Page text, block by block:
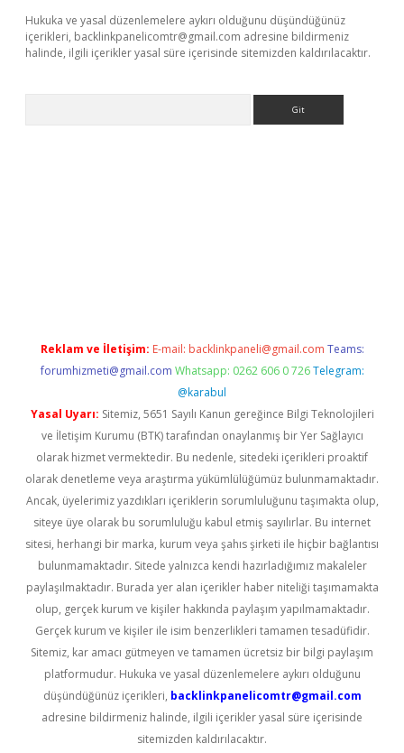
Hukuka ve yasal düzenlemelere aykırı olduğunu düşündüğünüz
içerikleri, backlinkpanelicomtr@gmail.com adresine bildirmeniz
halinde, ilgili içerikler yasal süre içerisinde sitemizden kaldırılacaktır.
Reklam ve İletişim: E-mail: backlinkpaneli@gmail.com Teams:
forumhizmeti@gmail.com Whatsapp: 0262 606 0 726 Telegram:
@karabul
Yasal Uyarı: Sitemiz, 5651 Sayılı Kanun gereğince Bilgi Teknolojileri
ve İletişim Kurumu (BTK) tarafından onaylanmış bir Yer Sağlayıcı
olarak hizmet vermektedir. Bu nedenle, sitedeki içerikleri proaktif
olarak denetleme veya araştırma yükümlülüğümüz bulunmamaktadır.
Ancak, üyelerimiz yazdıkları içeriklerin sorumluluğunu taşımakta olup,
siteye üye olarak bu sorumluluğu kabul etmiş sayılırlar. Bu internet
sitesi, herhangi bir marka, kurum veya şahıs şirketi ile hiçbir bağlantısı
bulunmamaktadır. Sitede yalnızca kendi hazırladığımız makaleler
paylaşılmaktadır. Burada yer alan içerikler haber niteliği taşımamakta
olup, gerçek kurum ve kişiler hakkında paylaşım yapılmamaktadır.
Gerçek kurum ve kişiler ile isim benzerlikleri tamamen tesadüfidir.
Sitemiz, kar amacı gütmeyen ve tamamen ücretsiz bir bilgi paylaşım
platformudur. Hukuka ve yasal düzenlemelere aykırı olduğunu
düşündüğünüz içerikleri, backlinkpanelicomtr@gmail.com
adresine bildirmeniz halinde, ilgili içerikler yasal süre içerisinde
sitemizden kaldırılacaktır.